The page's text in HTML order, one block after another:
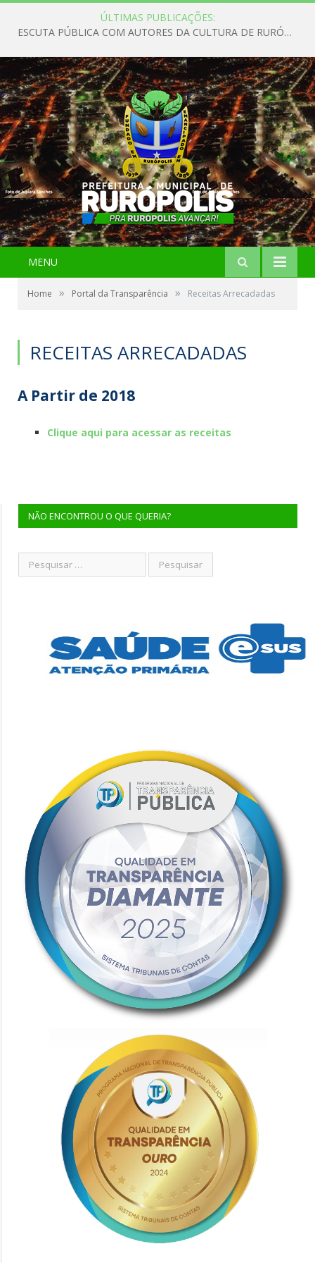
ÚLTIMAS PUBLICAÇÕES:
ESCUTA PÚBLICA COM AUTORES DA CULTURA DE RURÓPOLIS
MENU
Home » Portal da Transparência » Receitas Arrecadadas
RECEITAS ARRECADADAS
A Partir de 2018
Clique aqui para acessar as receitas
NÃO ENCONTROU O QUE QUERIA?